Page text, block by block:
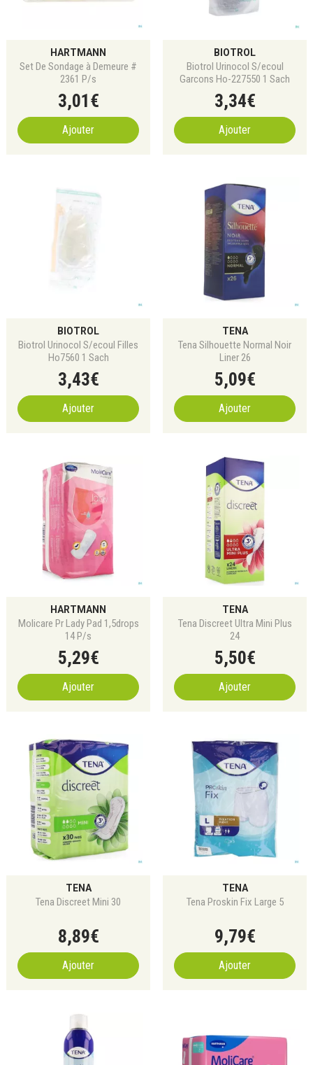
HARTMANN
Set De Sondage à Demeure #
2361 P/s
3,01€
Ajouter
BIOTROL
Biotrol Urinocol S/ecoul
Garcons Ho-227550 1 Sach
3,34€
Ajouter
BIOTROL
Biotrol Urinocol S/ecoul Filles
Ho7560 1 Sach
3,43€
Ajouter
TENA
Tena Silhouette Normal Noir
Liner 26
5,09€
Ajouter
HARTMANN
Molicare Pr Lady Pad 1,5drops
14 P/s
5,29€
Ajouter
TENA
Tena Discreet Ultra Mini Plus
24
5,50€
Ajouter
TENA
Tena Discreet Mini 30
8,89€
Ajouter
TENA
Tena Proskin Fix Large 5
9,79€
Ajouter